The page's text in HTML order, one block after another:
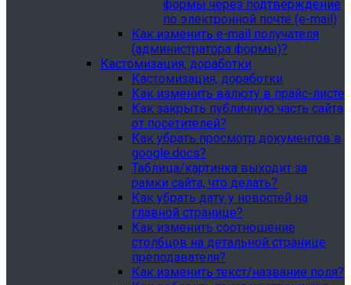
формы через подтверждение
по электронной почте (e-mail)
Как изменить e-mail получателя
(администратора формы)?
Кастомизация, доработки
Кастомизация, доработки
Как изменить валюту в прайс-листе
Как закрыть публичную часть сайта
от посетителей?
Как убрать просмотр документов в
google.docs?
Таблица/картинка выходит за
рамки сайта, что делать?
Как убрать дату у новостей на
главной странице?
Как изменить соотношение
столбцов на детальной странице
преподавателя?
Как изменить текст/название поля?